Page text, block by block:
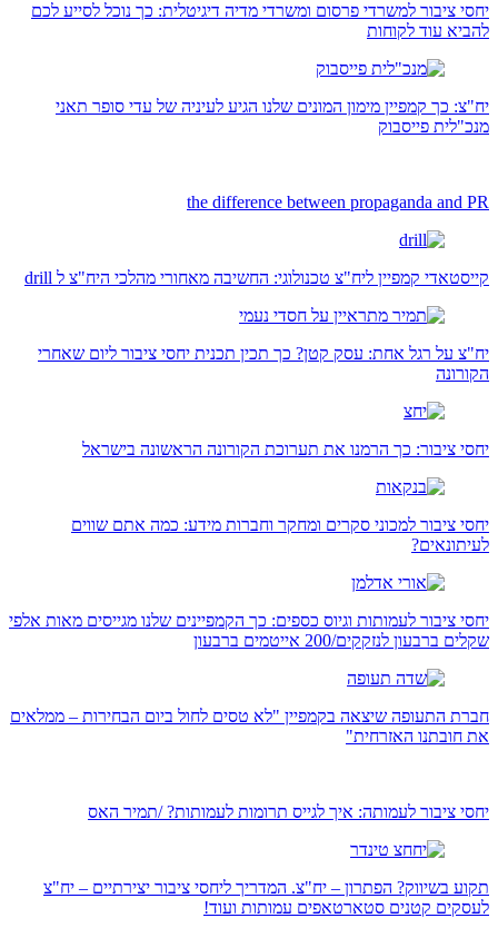
יחסי ציבור למשרדי פרסום ומשרדי מדיה דיגיטלית: כך נוכל לסייע לכם
להביא עוד לקוחות
יח"צ: כך קמפיין מימון המונים שלנו הגיע לעיניה של עדי סופר תאני
מנכ"לית פייסבוק
the difference between propaganda and PR
קייסטאדי קמפיין ליח"צ טכנולוגי: החשיבה מאחורי מהלכי היח"צ ל drill
יח"צ על רגל אחת: עסק קטן? כך תכין תכנית יחסי ציבור ליום שאחרי
הקורונה
יחסי ציבור: כך הרמנו את תערוכת הקורונה הראשונה בישראל
יחסי ציבור למכוני סקרים ומחקר וחברות מידע: כמה אתם שווים
לעיתונאים?
יחסי ציבור לעמותות וגיוס כספים: כך הקמפיינים שלנו מגייסים מאות אלפי
שקלים ברבעון לנזקקים/200 אייטמים ברבעון
חברת התעופה שיצאה בקמפיין "לא טסים לחול ביום הבחירות – ממלאים
את חובתנו האזרחית"
יחסי ציבור לעמותה: איך לגייס תרומות לעמותות? /תמיר האס
תקוע בשיווק? הפתרון – יח"צ. המדריך ליחסי ציבור יצירתיים – יח"צ
לעסקים קטנים סטארטאפים עמותות ועוד!